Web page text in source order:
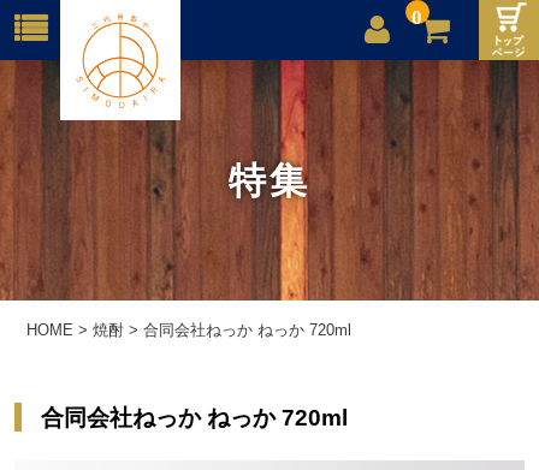
0
店舗案内
ご利用案内
送料
お問合せ
特集
HOME >焼酎 >合同会社ねっか ねっか 720ml
合同会社ねっか ねっか 720ml